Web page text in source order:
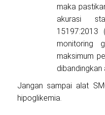
maka
akurasi
15197:2013
monitoring
maksimum
Jangan sampai alat
hipoglikemia.